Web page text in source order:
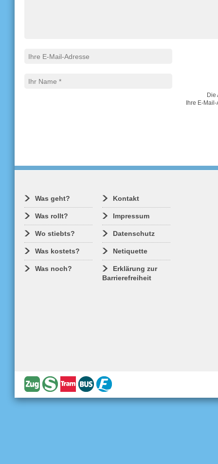
Die
Ihre E-
Was geht?
Was rollt?
Wo stiebts?
Was kostets?
Was noch?
Kontakt
Impressum
Datenschutz
Netiquette
Erklärung zur
Barrierefreiheit